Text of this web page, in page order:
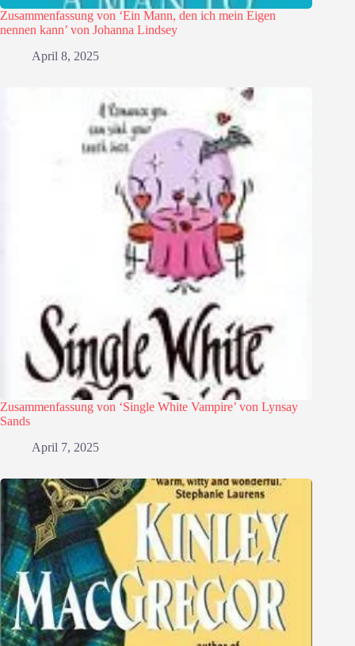
Zusammenfassung von ‘Ein Mann, den ich mein Eigen
nennen kann’ von Johanna Lindsey
April 8, 2025
Zusammenfassung von ‘Single White Vampire’ von Lynsay
Sands
April 7, 2025